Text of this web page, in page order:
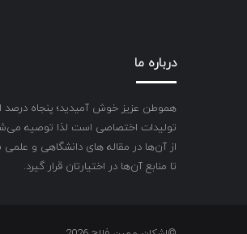
درباره ما
هموطن عزیز خوش آمیدید؛ پنجاه درصد
تولیدات اختصاصی است لذا توصیه
از آن‌ها در مقاله های دانشگاهی و
تا منابع آن‌ها در اختیارتان قرار گیرد.